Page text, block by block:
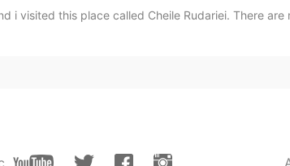
ルスのために新しいルールと手順があります
i visited this place called Cheile Rudariei. There are